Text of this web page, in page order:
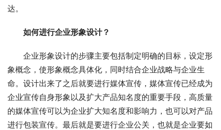
达。
如何进行企业形象设计？
企业形象设计的步骤主要包括制定明确的目标，设定形
象概念，使形象概念具体化，同时结合企业战略与企业生
命。设计出来了之后就要进行媒体宣传，媒体宣传已经成为
企业宣传自身形象以及扩大产品知名度的重要手段，高质量
的媒体宣传可以为企业扩大知名度和影响力，也可以对产品
进行包装宣传。最后就是要进行企业公关，也就是企业要如